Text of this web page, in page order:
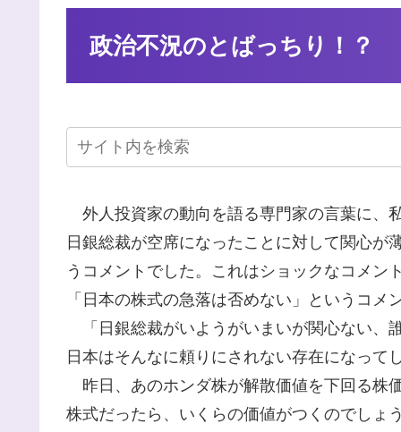
政治不況のとばっちり！？
外人投資家の動向を語る専門家の言葉に、
日銀総裁が空席になったことに対して関心が
うコメントでした。これはショックなコメン
「日本の株式の急落は否めない」というコメ
「日銀総裁がいようがいまいが関心ない、
日本はそんなに頼りにされない存在になって
昨日、あのホンダ株が解散価値を下回る株
株式だったら、いくらの価値がつくのでしょ